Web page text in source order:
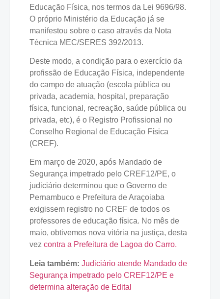
Educação Física, nos termos da Lei 9696/98.
O próprio Ministério da Educação já se
manifestou sobre o caso através da Nota
Técnica MEC/SERES 392/2013.
Deste modo, a condição para o exercício da
profissão de Educação Física, independente
do campo de atuação (escola pública ou
privada, academia, hospital, preparação
física, funcional, recreação, saúde pública ou
privada, etc), é o Registro Profissional no
Conselho Regional de Educação Física
(CREF).
Em março de 2020, após Mandado de
Segurança impetrado pelo CREF12/PE, o
judiciário determinou que o Governo de
Pernambuco e Prefeitura de Araçoiaba
exigissem registro no CREF de todos os
professores de educação física. No mês de
maio, obtivemos nova vitória na justiça, desta
vez contra a Prefeitura de Lagoa do Carro.
Leia também: Judiciário atende Mandado de
Segurança impetrado pelo CREF12/PE e
determina alteração de Edital